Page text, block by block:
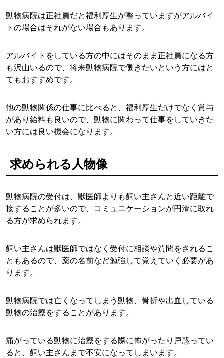
動物病院は正社員だと福利厚生が整っていますがアルバイ
トの場合はそれがない場合もあります。
アルバイトをしている方の中にはそのまま正社員になる方
も沢山いるので、将来動物病院で働きたいという方にはと
てもおすすめです。
他の動物関係の仕事に比べると、福利厚生だけでなく賞与
があり給料も良いので、動物に関わって仕事をしていきた
い方には良い機会になります。
求められる人物像
動物病院の受付は、獣医師よりも飼い主さんと近い距離で
接することが多いので、コミュニケーションが円滑に取れ
る方が求められます。
飼い主さんは獣医師ではなく受付に相談や質問をされるこ
ともあるので、薬の名前など勉強して覚えていく必要があ
ります。
動物病院では亡くなってしまう動物、骨折や出血している
動物の治療をすることがあります。
痛がっている動物に治療をする際に怖がったり戸惑ってい
ると、飼い主さんまで不安になってしまいます。